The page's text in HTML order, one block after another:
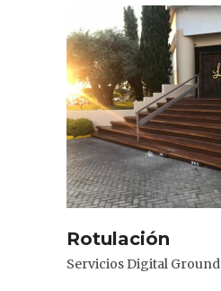
Rotulación
Servicios Digital Ground